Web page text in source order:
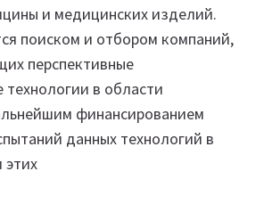
и медицинских изделий.
поиском и отбором компаний,
перспективные
в области
финансированием
данных технологий в
этих